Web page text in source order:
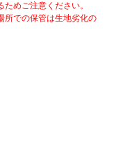
めご注意ください。
所での保管は生地劣化の